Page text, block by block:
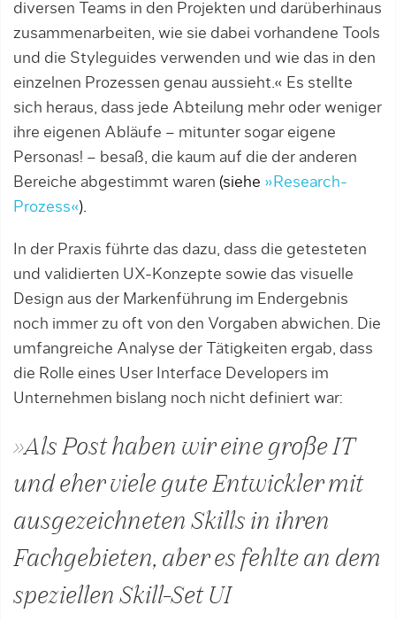
diversen Teams in den Projekten und da­rü­ber­hinaus
zusammenarbeiten, wie sie dabei vorhandene Tools
und die Styleguides verwenden und wie das in den
einzelnen Prozessen genau aussieht.« Es stellte
sich heraus, dass jede Abteilung mehr oder we­­niger
ihre eigenen Abläufe – mitunter sogar eigene
Personas! – besaß, die kaum auf die der anderen
Bereiche abgestimmt waren (siehe »Research-
Prozess«).
In der Praxis führte das dazu, dass die ge­testeten
und validierten UX-Konzepte sowie das visuelle
Design aus der Markenfüh­rung im Endergebnis
noch immer zu oft von den Vorgaben abwichen. Die
umfangreiche Analyse der Tätigkeiten ergab, dass
die Rolle eines User Interface Deve­lo­pers im
Unternehmen bislang noch nicht de­finiert war:
»Als Post haben wir eine große IT
und eher viele gute Entwickler mit
ausgezeichneten Skills in ihren
Fachgebieten, aber es fehlte an dem
speziellen Skill-Set UI